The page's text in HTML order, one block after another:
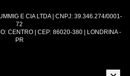
E CIA LTDA | CNPJ: 39.346.274/0001-
72
CENTRO | CEP: 86020-380 | LONDRINA -
PR